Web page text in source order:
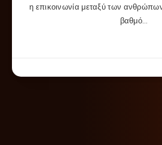
η επικοινωνία μεταξύ των
βαθμό…